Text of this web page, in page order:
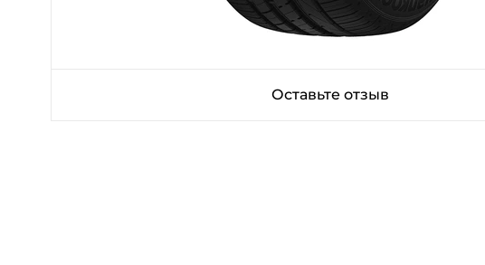
Оставьте отзыв